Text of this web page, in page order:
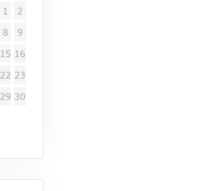
1
2
8
9
15 16
22 23
29 30